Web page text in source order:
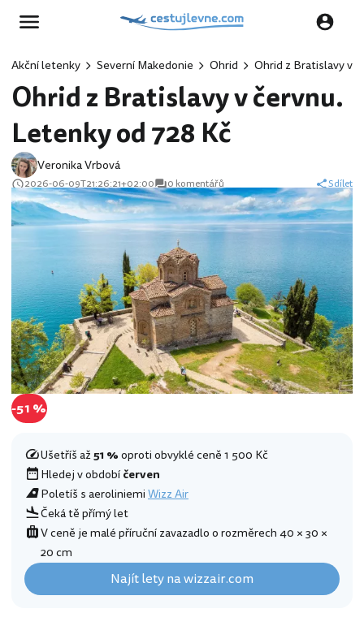
Akční letenky Severní Makedonie Ohrid Ohrid z Bratislavy v
Ohrid z Bratislavy v červnu.
Letenky od 728 Kč
Veronika Vrbová
2026-06-09T21:26:21+02:00 0 komentářů Sdílet
-51 %
Ušetříš až51 %oproti obvyklé ceně 1 500 Kč
Hledej v obdobíčerven
Poletíš s aeroliniemiWizz Air
Čeká tě přímý let
V ceně je malé příruční zavazadlo o rozměrech 40 × 30 ×
20 cm
Najít lety na wizzair.com